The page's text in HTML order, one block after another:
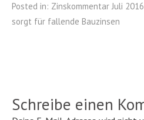
Posted in: Zinskommentar Juli
sorgt für fallende Bauzinsen
Schreibe einen